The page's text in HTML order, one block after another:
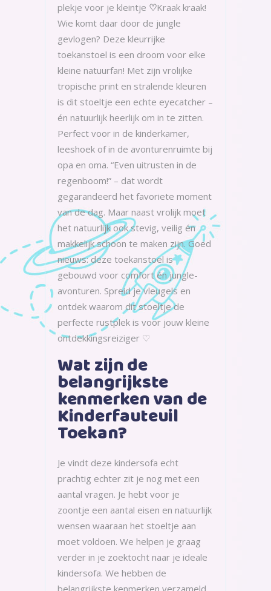
plekje voor je kleintje ♡Kraak kraak!
Wie komt daar door de jungle
gevlogen? Deze kleurrijke
toekanstoel is een droom voor elke
kleine natuurfan! Met zijn vrolijke
tropische print en stralende kleuren
is dit stoeltje een echte eyecatcher –
én natuurlijk heerlijk om in te zitten.
Perfect voor in de kinderkamer,
leeshoek of in de avonturenruimte bij
opa en oma. “Even uitrusten in de
regenboom!” – dat wordt
gegarandeerd het favoriete moment
van de dag. Maar naast vrolijk moet
het natuurlijk ook stevig, veilig én
makkelijk schoon te maken zijn. Goed
nieuws: deze toekanstoel is
gebouwd voor comfort én jungle-
avonturen. Spreid je vleugels en
ontdek waarom dit stoeltje de
perfecte rustplek is voor jouw kleine
ontdekkingsreiziger ♡
Wat zijn de
belangrijkste
kenmerken van de
Kinderfauteuil
Toekan?
Je vindt deze kindersofa echt
prachtig echter zit je nog met een
aantal vragen. Je hebt voor je
zoontje een aantal eisen en natuurlijk
wensen waaraan het stoeltje aan
moet voldoen. We helpen je graag
verder in je zoektocht naar je ideale
kindersofa. We hebben de
belangrijkste kenmerken verzameld.